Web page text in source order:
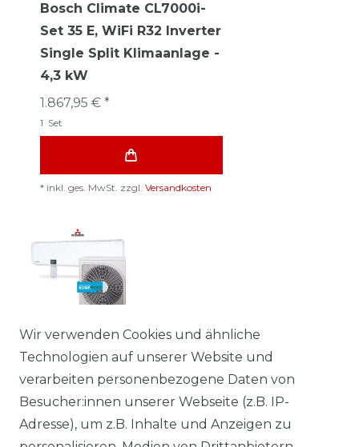
Bosch Climate CL7000i-
Set 35 E, WiFi R32 Inverter
Single Split Klimaanlage -
4,3 kW
1.867,95 € *
1 Set
* inkl. ges. MwSt. zzgl. Versandkosten
Mitsubishi Heavy
SRK80ZR-WF WiFi
R32/R410A Inverter
Wandklimageräte-Set -
9,7 kW
Wir verwenden Cookies und ähnliche
Technologien auf unserer Website und
verarbeiten personenbezogene Daten von
Besucher:innen unserer Webseite (z.B. IP-
Adresse), um z.B. Inhalte und Anzeigen zu